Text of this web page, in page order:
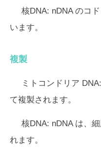
核DNA: nDNA のコ
います。
複製
ミトコンドリア DNA:
て複製されます。
核DNA: nDNA は、
れます。